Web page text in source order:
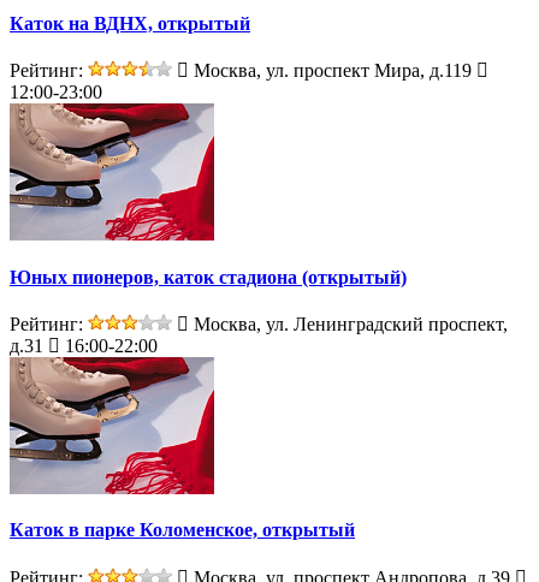
Каток на ВДНХ, открытый
Рейтинг:
Москва, ул. проспект Мира, д.119
12:00-23:00
Юных пионеров, каток стадиона (открытый)
Рейтинг:
Москва, ул. Ленинградский проспект,
д.31
16:00-22:00
Каток в парке Коломенское, открытый
Рейтинг: Москва, ул. проспект Андропова, д.39